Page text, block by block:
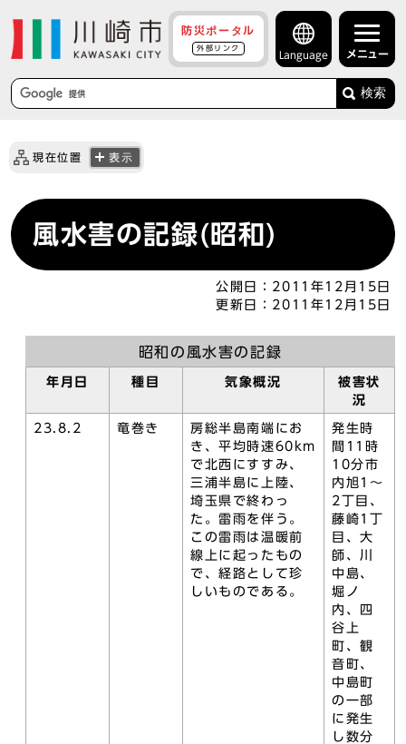
防災ポータル
外部リンク
Language メニュー
検索
現在位置 表示
風水害の記録(昭和)
公開日： 2011年12月15日
更新日： 2011年12月15日
昭和の風水害の記録
年月日 種目 気象概況
被害状
況
23.8.2 竜巻き
房総半島南端にお
き、平均時速60km
で北西にすすみ、
三浦半島に上陸、
埼玉県で終わっ
た。雷雨を伴う。
この雷雨は温暖前
線上に起ったもの
で、経路として珍
しいものである。
発生時
間11時
10分市
内旭1～
2丁目、
藤崎1丁
目、大
師、川
中島、
堀ノ
内、四
谷上
町、観
音町、
中島町
の一部
に発生
し数分